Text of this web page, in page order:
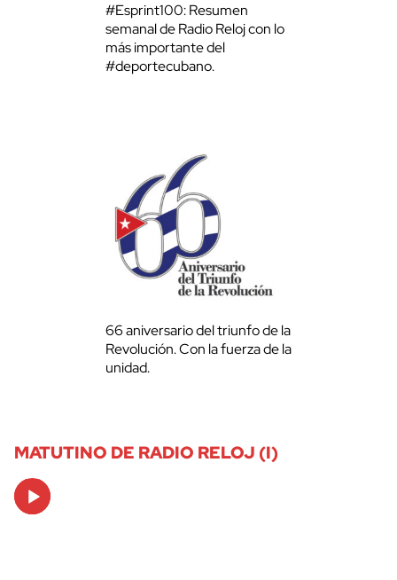
#Esprint100: Resumen
semanal de Radio Reloj con lo
más importante del
#deportecubano.
66 aniversario del triunfo de la
Revolución. Con la fuerza de la
unidad.
MATUTINO DE RADIO RELOJ (I)
Audio
Player